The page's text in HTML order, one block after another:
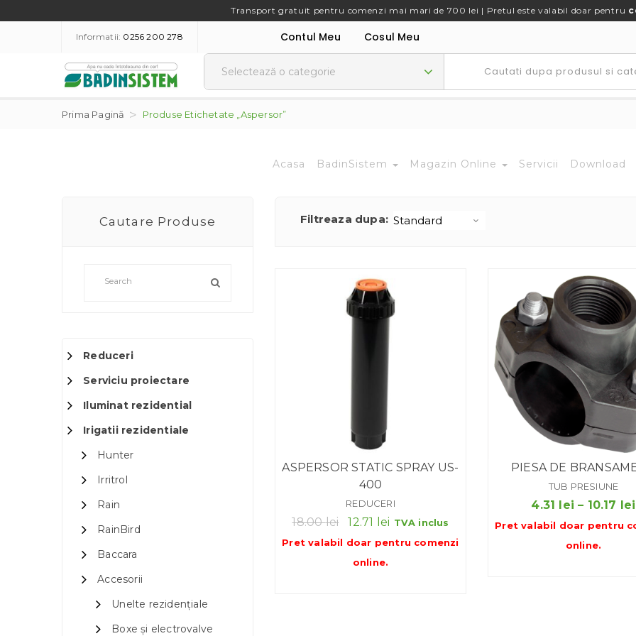
Transport gratuit pentru comenzi mai mari de 700 lei | Pretul este valabil doar pentru
Informatii: 0256 200 278 Contul Meu Cosul Meu
Prima Pagină Produse Etichetate „aspersor”
Acasa BadinSistem Magazin Online Servicii Download
Cautare Produse
Reduceri
Serviciu proiectare
Iluminat rezidential
Irigatii rezidentiale
Hunter
Irritrol
Rain
RainBird
Baccara
Accesorii
Unelte rezidențiale
Boxe și electrovalve
Filtreaza dupa:
ASPERSOR STATIC SPRAY US-
400
REDUCERI
18.00lei
Prețul
inițial
a
12.71 lei Prețul
curent
TVA inclus
Pret valabil doar pentru comenzi
online.
PIESA DE
TUB PRESIUNE
4.31 lei – 10.17 lei
Pret valabil doar pentru
online.